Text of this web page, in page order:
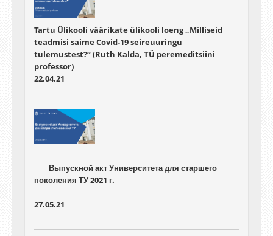
Tartu Ülikooli väärikate ülikooli loeng „Milliseid
teadmisi saime Covid-19 seireuuringu
tulemustest?“ (Ruth Kalda, TÜ peremeditsiini
professor)
22.04.21
27.05.21